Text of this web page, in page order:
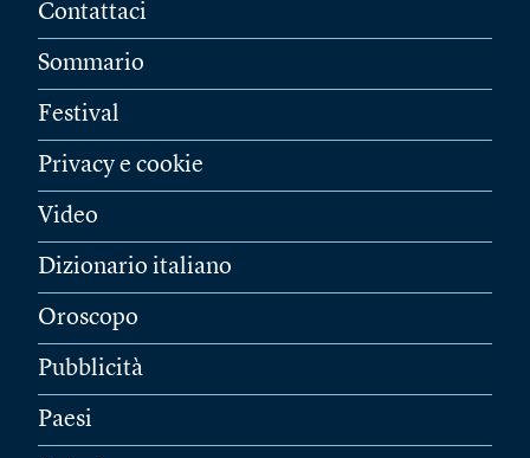
Contattaci
Sommario
Festival
Privacy e cookie
Video
Dizionario italiano
Oroscopo
Pubblicità
Paesi